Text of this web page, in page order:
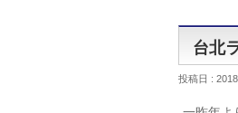
台北
投稿日 :